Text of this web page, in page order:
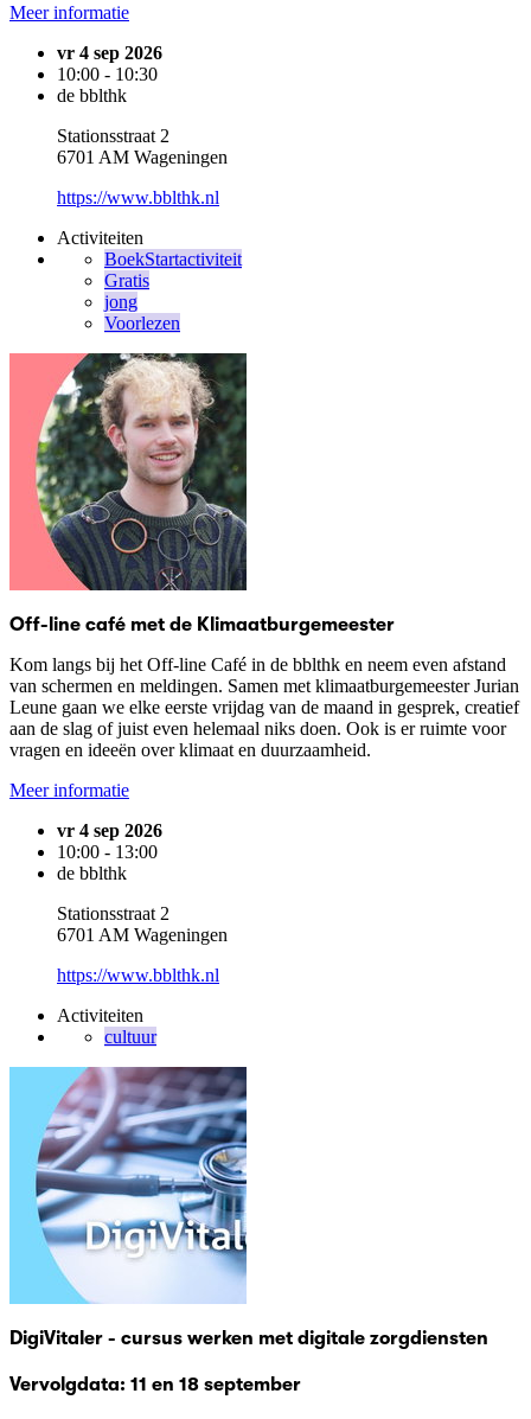
Meer informatie
vr 4 sep 2026
10:00 - 10:30
de bblthk
Stationsstraat 2
6701 AM Wageningen
https://www.bblthk.nl
Activiteiten
BoekStartactiviteit
Gratis
jong
Voorlezen
Off-line café met de Klimaatburgemeester
Kom langs bij het Off-line Café in de bblthk en neem even afstand
van schermen en meldingen. Samen met klimaatburgemeester Jurian
Leune gaan we elke eerste vrijdag van de maand in gesprek, creatief
aan de slag of juist even helemaal niks doen. Ook is er ruimte voor
vragen en ideeën over klimaat en duurzaamheid.
Meer informatie
vr 4 sep 2026
10:00 - 13:00
de bblthk
Stationsstraat 2
6701 AM Wageningen
https://www.bblthk.nl
Activiteiten
cultuur
DigiVitaler - cursus werken met digitale zorgdiensten
Vervolgdata: 11 en 18 september